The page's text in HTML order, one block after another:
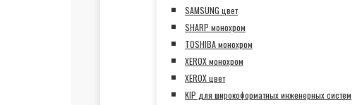
SAMSUNG цвет
SHARP монохром
TOSHIBA монохром
XEROX монохром
XEROX цвет
KIP для широкоформатных инженерных систем